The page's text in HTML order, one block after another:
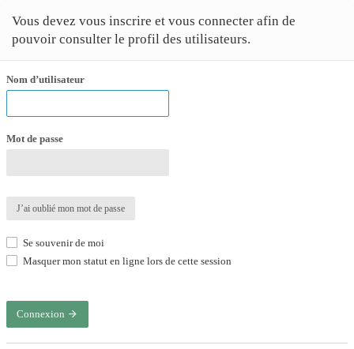
Vous devez vous inscrire et vous connecter afin de
pouvoir consulter le profil des utilisateurs.
Nom d’utilisateur
Mot de passe
J’ai oublié mon mot de passe
Se souvenir de moi
Masquer mon statut en ligne lors de cette session
Connexion